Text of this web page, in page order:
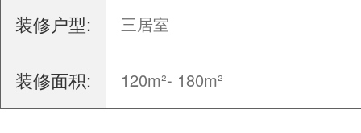
装修户型: 三居室
装修面积: 120m²- 180m²